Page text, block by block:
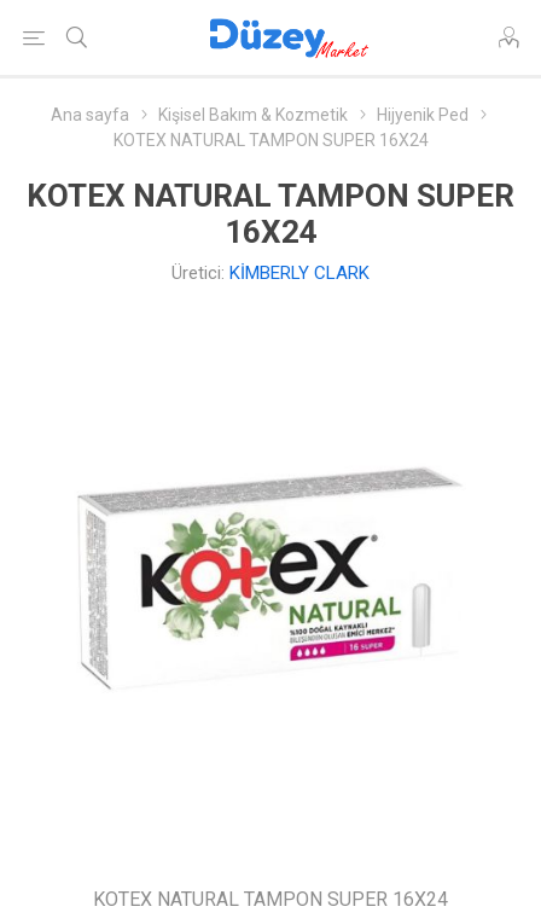
Ana sayfa Kişisel Bakım & Kozmetik
Hijyenik Ped
KOTEX NATURAL TAMPON SUPER 16X24
KOTEX NATURAL TAMPON SUPER
16X24
Üretici: KİMBERLY CLARK
KOTEX NATURAL TAMPON SUPER 16X24